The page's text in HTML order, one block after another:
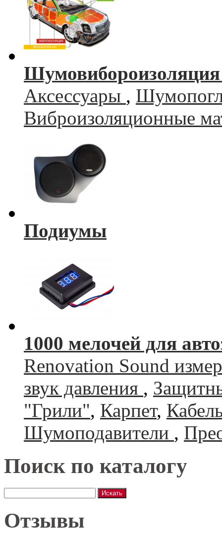
Аксессуары ,
Виброизоляционные
Подиумы
1000 мелочей для
Renovation Sound
звук давления ,
"Грили", Карпет,
Шумоподавители ,
Поиск по каталогу
Отзывы